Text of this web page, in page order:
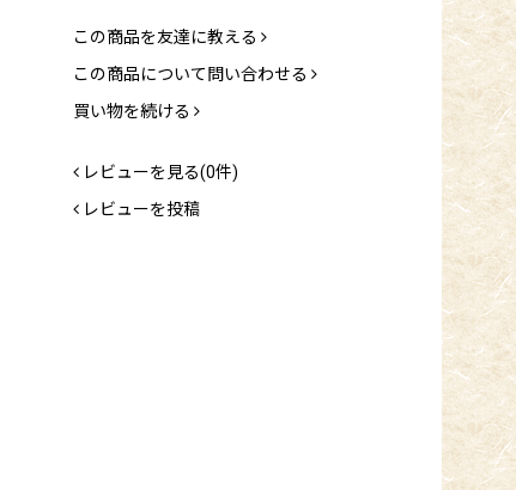
この商品を友達に教える
この商品について問い合わせる
買い物を続ける
レビューを見る(0件)
レビューを投稿